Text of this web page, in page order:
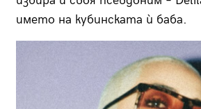
името на кубинската ѝ баба.